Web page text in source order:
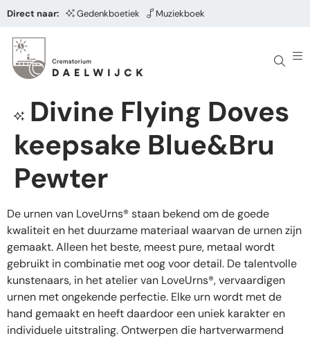
Direct naar: Gedenkboetiek Muziekboek
Divine Flying Doves
keepsake Blue&Bru
Pewter
De urnen van LoveUrns® staan bekend om de goede
kwaliteit en het duurzame materiaal waarvan de urnen zijn
gemaakt. Alleen het beste, meest pure, metaal wordt
gebruikt in combinatie met oog voor detail. De talentvolle
kunstenaars, in het atelier van LoveUrns®, vervaardigen
urnen met ongekende perfectie. Elke urn wordt met de
hand gemaakt en heeft daardoor een uniek karakter en
individuele uitstraling. Ontwerpen die hartverwarmend